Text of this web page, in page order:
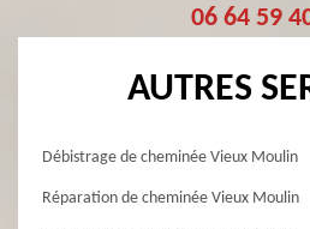
06 64 59
AUTRES
Débistrage de cheminée Vieux Moulin
Réparation de cheminée Vieux Moulin